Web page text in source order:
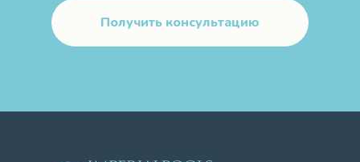
Получить консультацию